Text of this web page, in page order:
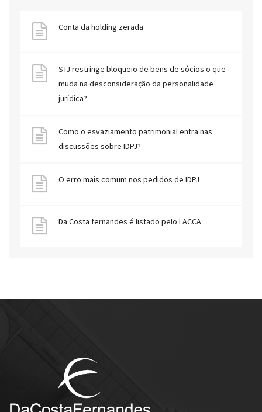
Conta da holding zerada
STJ restringe bloqueio de bens de sócios o que
muda na desconsideração da personalidade
jurídica?
Como o esvaziamento patrimonial entra nas
discussões sobre IDPJ?
O erro mais comum nos pedidos de IDPJ
Da Costa fernandes é listado pelo LACCA